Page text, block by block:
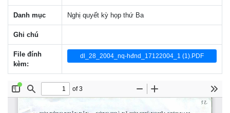
Danh mục Nghị quyết kỳ họp thứ Ba
Ghi chú
File đính
kèm:
dl_28_2004_nq-hđnd_17122004_1 (1).PDF